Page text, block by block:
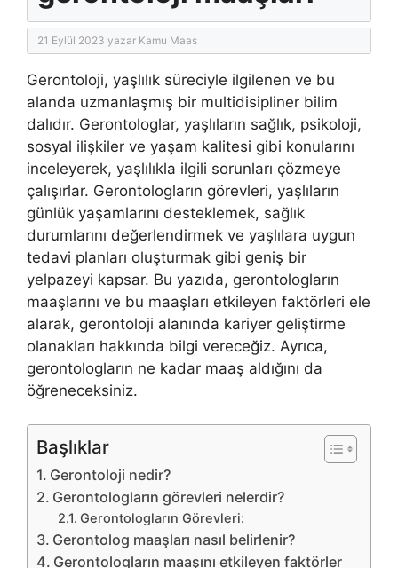
21 Eylül 2023 yazar Kamu Maas
Gerontoloji, yaşlılık süreciyle ilgilenen ve bu
alanda uzmanlaşmış bir multidisipliner bilim
dalıdır. Gerontologlar, yaşlıların sağlık, psikoloji,
sosyal ilişkiler ve yaşam kalitesi gibi konularını
inceleyerek, yaşlılıkla ilgili sorunları çözmeye
çalışırlar. Gerontologların görevleri, yaşlıların
günlük yaşamlarını desteklemek, sağlık
durumlarını değerlendirmek ve yaşlılara uygun
tedavi planları oluşturmak gibi geniş bir
yelpazeyi kapsar. Bu yazıda, gerontologların
maaşlarını ve bu maaşları etkileyen faktörleri ele
alarak, gerontoloji alanında kariyer geliştirme
olanakları hakkında bilgi vereceğiz. Ayrıca,
gerontologların ne kadar maaş aldığını da
öğreneceksiniz.
Başlıklar
Gerontoloji nedir?
Gerontologların görevleri nelerdir?
Gerontologların Görevleri:
Gerontolog maaşları nasıl belirlenir?
Gerontologların maaşını etkileyen faktörler